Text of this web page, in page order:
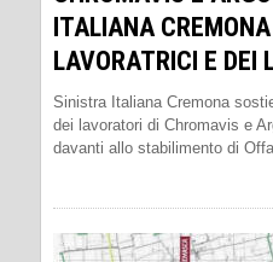
ITALIANA
LAVORATRICI E DEI
Sinistra Italiana Cremona
dei lavoratori di Chromavis e
davanti allo stabilimento di